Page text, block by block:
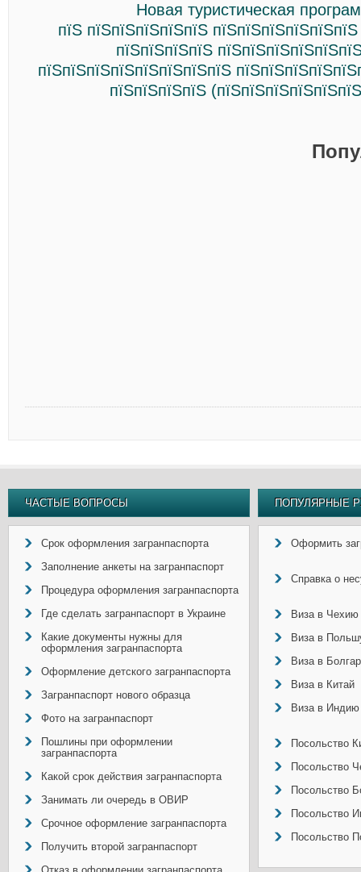
Новая туристическая
пїЅ пїЅпїЅпїЅпїЅпїЅ
пїЅпїЅпїЅпїЅ
пїЅпїЅпїЅпїЅпїЅпїЅпїЅпїЅ
пїЅпїЅпїЅпїЅ
ЧАСТЫЕ ВОПРОСЫ
Срок оформления загранпаспорта
Заполнение анкеты на загранпаспорт
Процедура оформления загранпаспорта
Где сделать загранпаспорт в Украине
Какие документы нужны для
оформления загранпаспорта
Оформление детского загранпаспорта
Загранпаспорт нового образца
Фото на загранпаспорт
Пошлины при оформлении
загранпаспорта
Какой срок действия загранпаспорта
Занимать ли очередь в ОВИР
Срочное оформление загранпаспорта
Получить второй загранпаспорт
ПОПУЛЯРНЫЕ
Оформить
Справка о
Виза в Чехию
Виза в
Виза в
Виза в Китай
Виза в Индию
Посольство
Посольство
Посольство
Посольство
Посольство